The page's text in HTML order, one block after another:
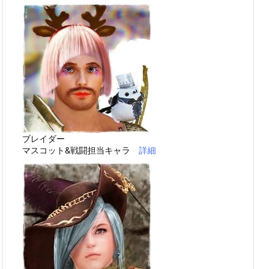
ブレイダー
マスコット&戦闘担当キャラ 詳細